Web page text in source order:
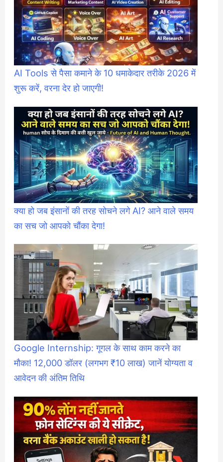
AI Tools से पैसा कमाने के 10 धमाकेदार तरीके 2026 में
शुरू करें, वरना देर हो जाएगी!
क्या हो जब इंसानों की तरह सोचने लगे AI? आने वाले समय
का सच जो आपको चौंका देगा!
Google Internship: गूगल के साथ काम करने का
मौका! 12,000 डॉलर (लगभग ₹10 लाख) जानें योग्यता व
आवेदन की अंतिम तिथि